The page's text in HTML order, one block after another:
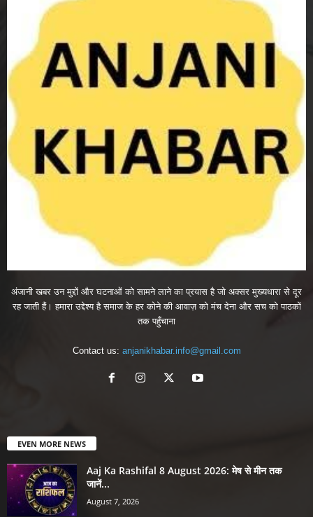
अंजानी खबर उन मुद्दों और घटनाओं को सामने लाने का प्रयास है जो अक्सर मुख्यधारा से दूर
रह जाती हैं। हमारा उद्देश्य है समाज के हर कोने की आवाज़ को मंच देना और सच को पाठकों
तक पहुँचाना
Contact us: anjanikhabar.info@gmail.com
EVEN MORE NEWS
Aaj Ka Rashifal 8 August 2026: मेष से मीन तक
जानें...
August 7, 2026